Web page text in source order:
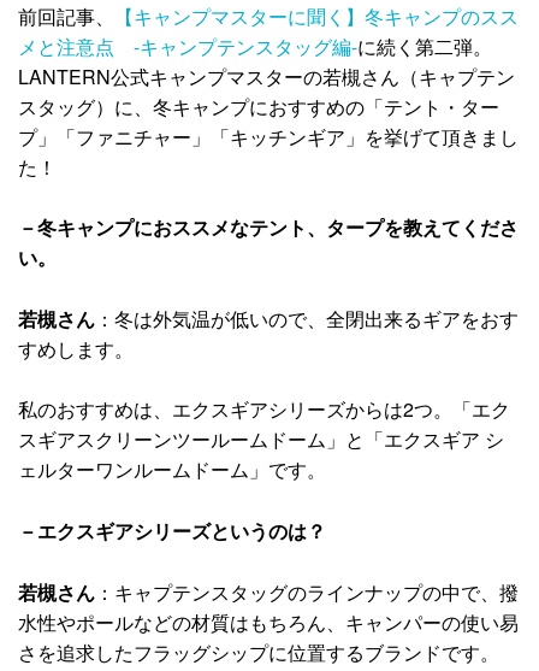
前回記事、
【キャンプマスターに聞く】冬キャンプのスス
メと注意点 -キャンプテンスタッグ編-に続く第二弾。
LANTERN公式キャンプマスターの若槻さん（キャプテン
スタッグ）に、冬キャンプにおすすめの「テント・ター
プ」「ファニチャー」「キッチンギア」を挙げて頂きまし
た！
－冬キャンプにおススメなテント、タープを教えてくださ
い。
若槻さん ：冬は外気温が低いので、全閉出来るギアをおす
すめします。
私のおすすめは、エクスギアシリーズからは2つ。「エク
スギアスクリーンツールームドーム」と「エクスギア シ
ェルターワンルームドーム」です。
－エクスギアシリーズというのは？
若槻さん ：キャプテンスタッグのラインナップの中で、撥
水性やポールなどの材質はもちろん、キャンパーの使い易
さを追求したフラッグシップに位置するブランドです。